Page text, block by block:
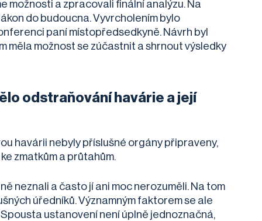
možnosti a zpracovali finální analýzu. Na
do budoucna. Vyvrcholením bylo
paní místopředsedkyně. Návrh byl
měla možnost se zúčastnit a shrnout výsledky
odstraňování havárie a její
havárii nebyly příslušné orgány připraveny,
zmatkům a průtahům.
neznali a často jí ani moc nerozuměli. Na tom
úředníků. Významným faktorem se ale
ustanovení není úplně jednoznačná,